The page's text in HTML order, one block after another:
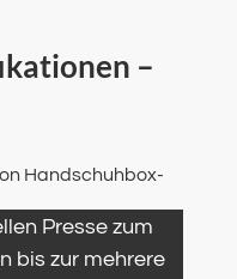
–
Handschuhbox-
Presse zum
bis zur mehrere